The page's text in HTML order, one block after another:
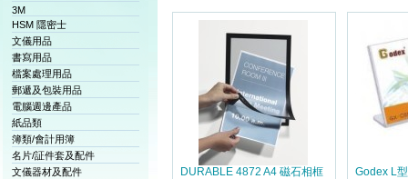
3M
HSM 隱密士
文儀用品
書寫用品
檔案處理用品
郵遞及包裝用品
電腦週邊產品
紙品類
簿類/會計用簿
名片/証件套及配件
文儀器材及配件
DURABLE 4872 A4 磁石相框
Godex L